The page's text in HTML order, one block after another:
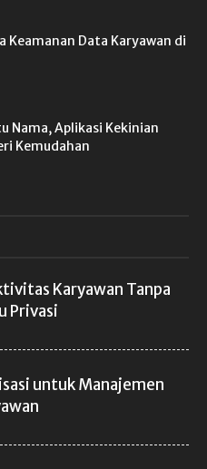
Keamanan Data Karyawan di
Nama, Aplikasi Kekinian
Kemudahan
Karyawan Tanpa
Privasi
untuk Manajemen